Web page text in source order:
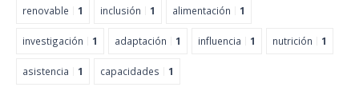
renovable 1 inclusión 1 alimentación 1
investigación 1 adaptación 1 influencia 1 nutrición 1
asistencia 1 capacidades 1